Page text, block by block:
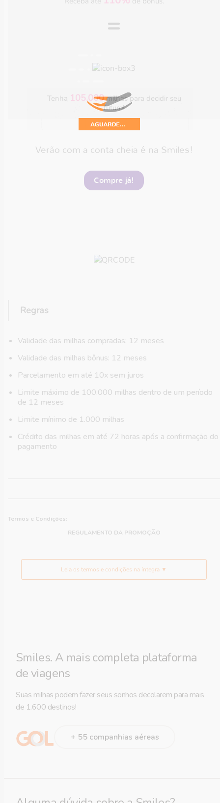
=
Tenha 105.000milhas para decidir seu
futuro!
Verão com a conta cheia é na Smiles!
Compre já!
Regras
Validade das milhas compradas: 12 meses
Validade das milhas bônus: 12 meses
Parcelamento em até 10x sem juros
Limite máximo de 100.000 milhas dentro de um período
de 12 meses
Limite mínimo de 1.000 milhas
Crédito das milhas em até 72 horas após a confirmação do
pagamento
Termos e Condições:
REGULAMENTO DA PROMOÇÃO
Leia os termos e condições na íntegra ▼
Smiles. A mais completa plataforma
de viagens
Suas milhas podem fazer seus sonhos decolarem para mais
de 1.600 destinos!
+ 55 companhias aéreas